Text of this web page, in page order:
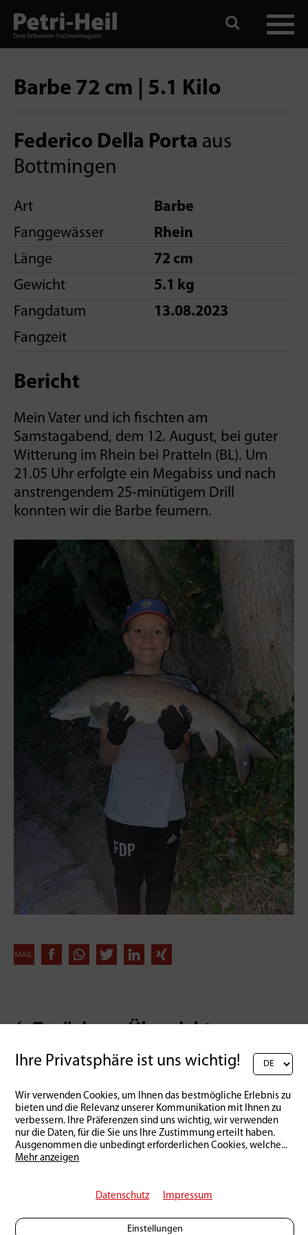
Barbe 72 cm | 5.1 Kilo
Federico Della Porta aus
Bottmingen
Art
Barbe
Fanggewässer
Rhein
Länge
72 cm
Gewicht
5.1 kg
Fangdatum
13.08.2023
Fangzeit
Bericht
Mein Vater und ich fischten am
Samstagabend, dem 12. August, bei guter
Witterung im Rhein bei Pratteln (BL). Um
21.05 Uhr erfolgte ein Megabiss und nach
anstrengendem 25-minütigem­ Drill
konnten­ wir die Barbe feumern­.
Zurück zur Übersicht
Ihre Privatsphäre ist uns wichtig!
Wir verwenden Cookies, um Ihnen das bestmögliche Erlebnis zu
bieten und die Relevanz unserer Kommunikation mit Ihnen zu
verbessern. Ihre Präferenzen sind uns wichtig, wir verwenden
nur die Daten, für die Sie uns Ihre Zustimmung erteilt haben.
Ausgenommen die unbedingt erforderlichen Cookies, welche...
Mehr anzeigen
Datenschutz Impressum
Einstellungen